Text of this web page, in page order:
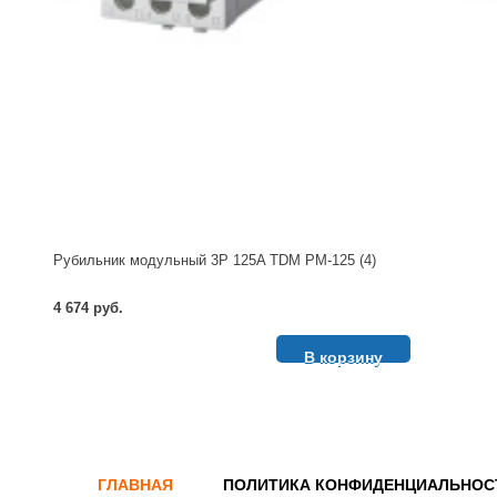
Рубильник модульный 3P 125A TDM РМ-125 (4)
4 674 руб.
В корзину
ГЛАВНАЯ ПОЛИТИКА